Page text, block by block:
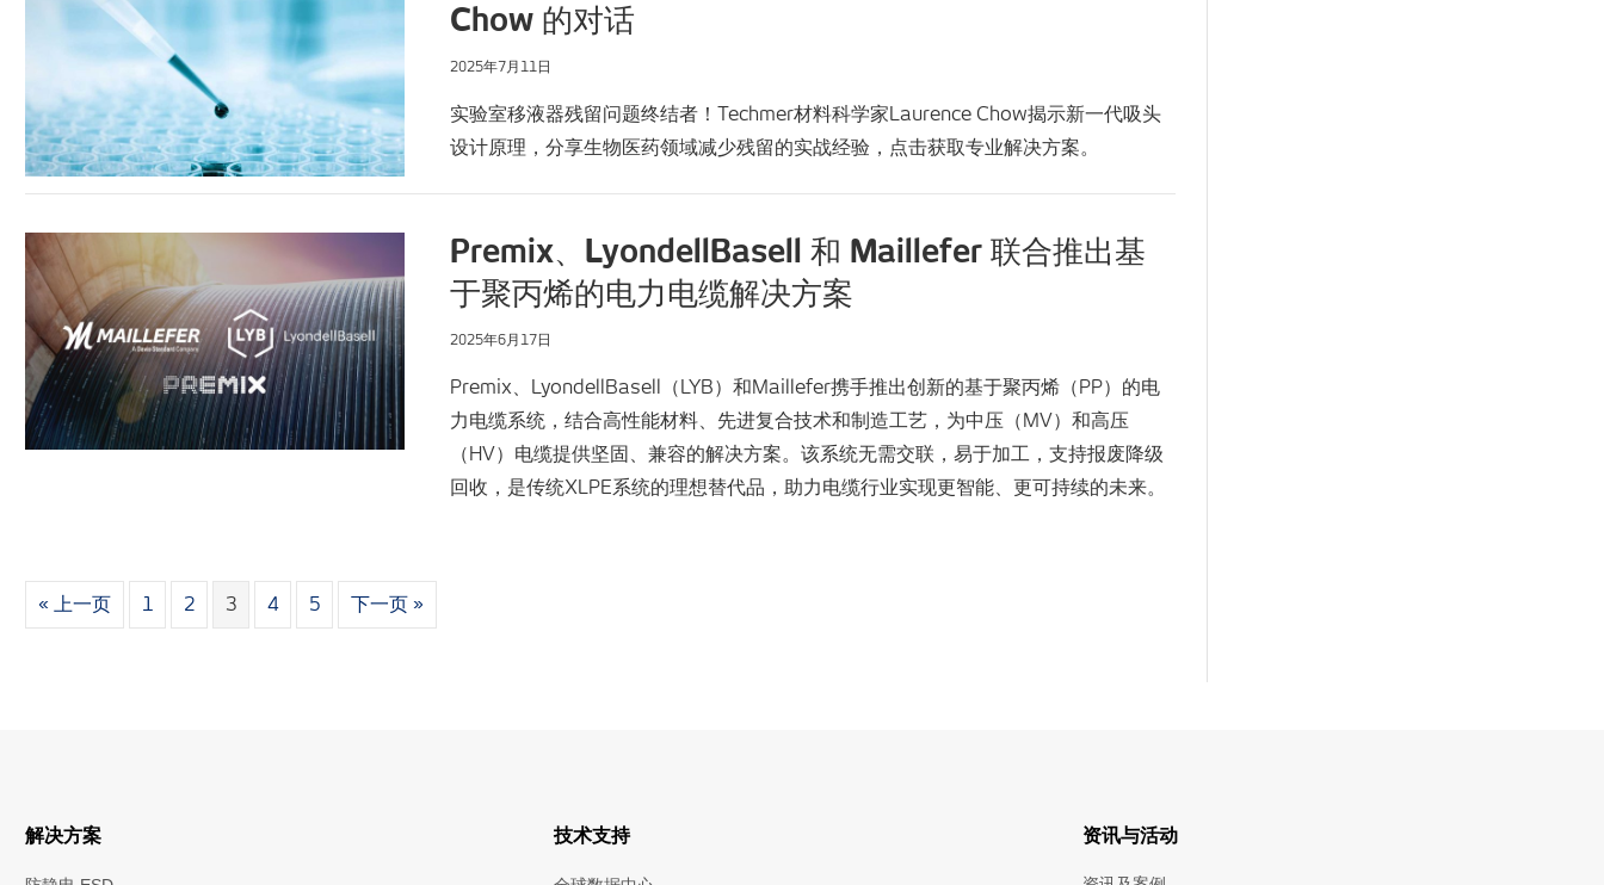
Chow 的对话
2025年7月11日
实验室移液器残留问题终结者！Techmer材料科学家Laurence Chow揭示新一代吸头
设计原理，分享生物医药领域减少残留的实战经验，点击获取专业解决方案。
Premix、LyondellBasell 和 Maillefer 联合推出基
于聚丙烯的电力电缆解决方案
2025年6月17日
Premix、LyondellBasell（LYB）和Maillefer携手推出创新的基于聚丙烯（PP）的电
力电缆系统，结合高性能材料、先进复合技术和制造工艺，为中压（MV）和高压
（HV）电缆提供坚固、兼容的解决方案。该系统无需交联，易于加工，支持报废降级
回收，是传统XLPE系统的理想替代品，助力电缆行业实现更智能、更可持续的未来。
« 上一页 1 2 3 4 5 下一页 »
解决方案 技术支持 资讯与活动